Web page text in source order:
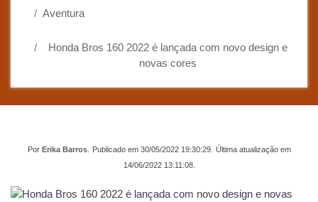
Aventura
Honda Bros 160 2022 é lançada com novo design e
novas cores
Por Erika Barros. Publicado em 30/05/2022 19:30:29. Última atualização em
14/06/2022 13:11:08.